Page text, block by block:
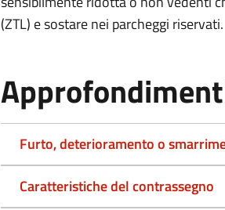
(ZTL) e sostare nei parcheggi riservati.
Furto, deterioramento o
Caratteristiche del contrassegno